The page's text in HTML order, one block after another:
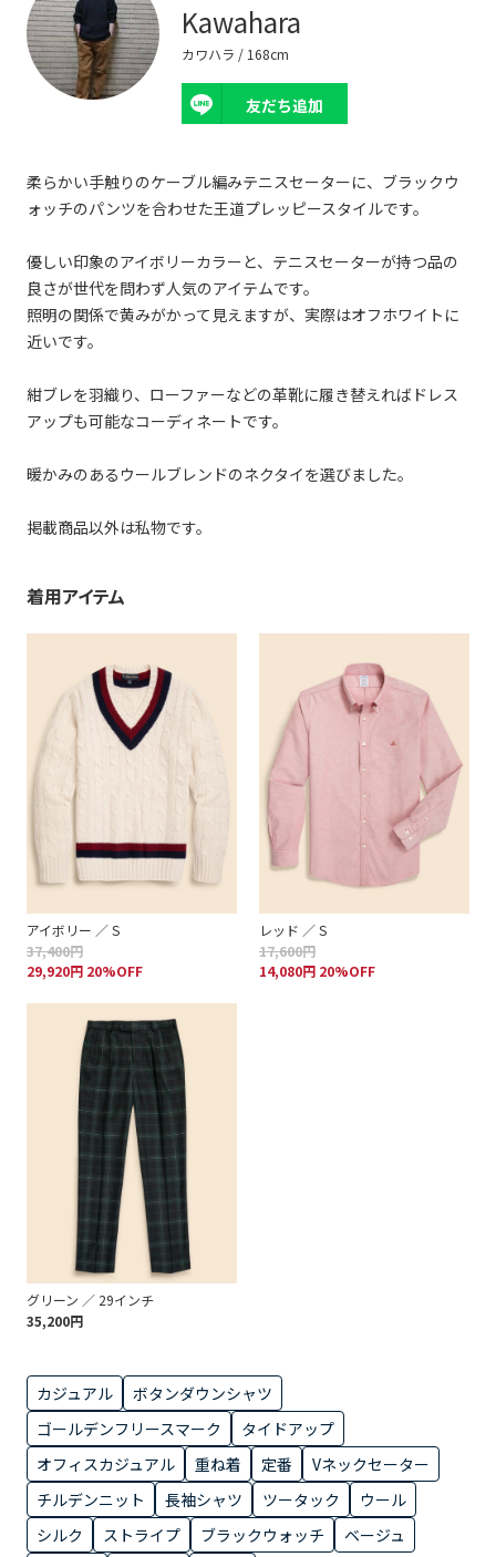
Kawahara
カワハラ / 168cm
友だち追加
柔らかい手触りのケーブル編みテニスセーターに、ブラックウ
ォッチのパンツを合わせた王道プレッピースタイルです。
優しい印象のアイボリーカラーと、テニスセーターが持つ品の
良さが世代を問わず人気のアイテムです。
照明の関係で黄みがかって見えますが、実際はオフホワイトに
近いです。
紺ブレを羽織り、ローファーなどの革靴に履き替えればドレス
アップも可能なコーディネートです。
暖かみのあるウールブレンドのネクタイを選びました。
掲載商品以外は私物です。
着用アイテム
アイボリー ／ S
37,400円
29,920円 20%OFF
レッド ／ S
17,600円
14,080円 20%OFF
グリーン ／ 29インチ
35,200円
カジュアル
ボタンダウンシャツ
ゴールデンフリースマーク
タイドアップ
オフィスカジュアル
重ね着 定番
Vネックセーター
チルデンニット
長袖シャツ ツータック
ウール
シルク
ストライプ ブラックウォッチ
ベージュ